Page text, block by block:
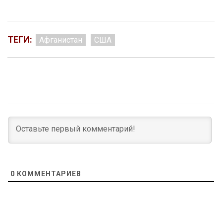
ТЕГИ: Афганистан США
0 КОММЕНТАРИЕВ